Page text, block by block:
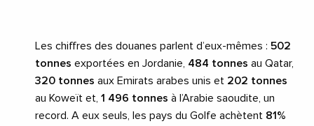
Les chiffres des douanes parlent d’eux-mêmes : 502
tonnes exportées en Jordanie, 484 tonnes au Qatar,
320 tonnes aux Emirats arabes unis et 202 tonnes
au Koweït et, 1 496 tonnes à l’Arabie saoudite, un
record. A eux seuls, les pays du Golfe achètent 81%